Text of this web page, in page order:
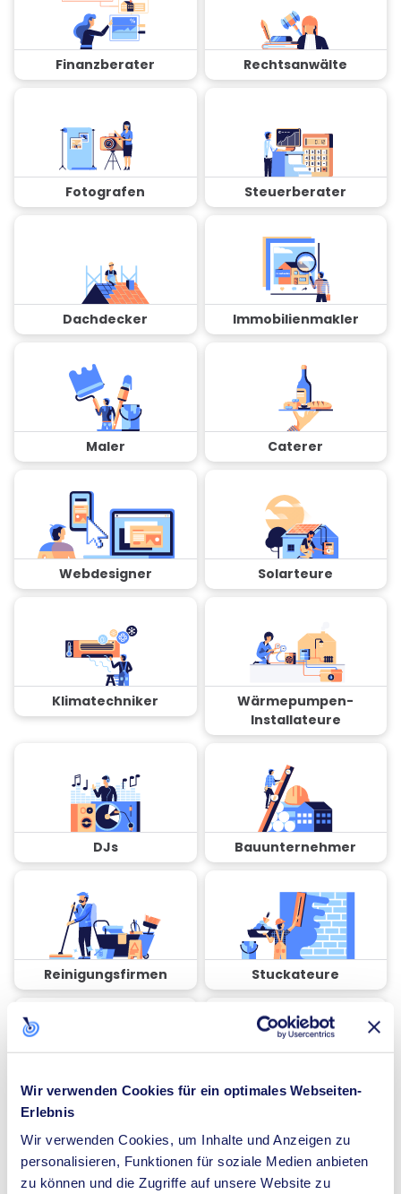
Wir verwenden Cookies für ein optimales Webseiten-
Erlebnis
Wir verwenden Cookies, um Inhalte und Anzeigen zu
personalisieren, Funktionen für soziale Medien anbieten
zu können und die Zugriffe auf unsere Website zu
Finanzberater Rechtsanwälte
Fotografen Steuerberater
Dachdecker Immobilienmakler
Maler Caterer
Webdesigner Solarteure
Klimatechniker
Wärmepumpen-
Installateure
DJs Bauunternehmer
Reinigungsfirmen Stuckateure
Coaches
Spezialisten für